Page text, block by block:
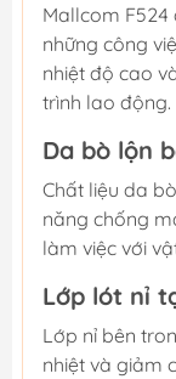
Mallcom F524
những công
nhiệt độ cao
trình lao động.
Da bò lộn
Chất liệu da
năng chống
làm việc với
Lớp lót nỉ
Lớp nỉ bên
nhiệt và giảm